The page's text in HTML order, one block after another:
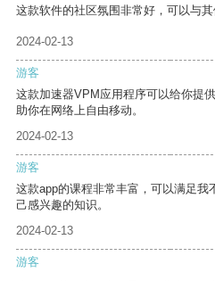
这款软件的社区氛围非常好，可以与其
2024-02-13
游客
这款加速器VPM应用程序可以给你提
助你在网络上自由移动。
2024-02-13
游客
这款app的课程非常丰富，可以满足我
己感兴趣的知识。
2024-02-13
游客